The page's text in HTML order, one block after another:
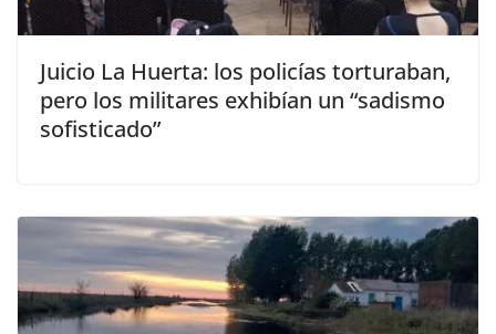
Juicio La Huerta: los policías torturaban,
pero los militares exhibían un “sadismo
sofisticado”